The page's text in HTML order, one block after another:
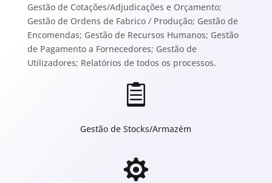
Gestão de Cotações/Adjudicações e Orçamento;
Gestão de Ordens de Fabrico / Produção; Gestão de
Encomendas; Gestão de Recursos Humanos; Gestão
de Pagamento a Fornecedores; Gestão de
Utilizadores; Relatórios de todos os processos.

Gestão de Stocks/Armazém
